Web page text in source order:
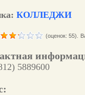
КОЛЛЕДЖИ
(оценок: 55).
5889600